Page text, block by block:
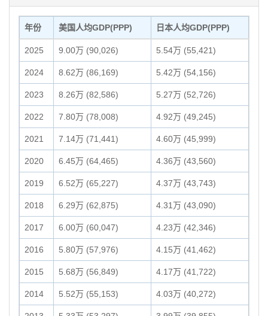
年份 美国人均GDP(PPP) 日本人均GDP(PPP)
2025 9.00万 (90,026) 5.54万 (55,421)
2024 8.62万 (86,169) 5.42万 (54,156)
2023 8.26万 (82,586) 5.27万 (52,726)
2022 7.80万 (78,008) 4.92万 (49,245)
2021 7.14万 (71,441) 4.60万 (45,999)
2020 6.45万 (64,465) 4.36万 (43,560)
2019 6.52万 (65,227) 4.37万 (43,743)
2018 6.29万 (62,875) 4.31万 (43,090)
2017 6.00万 (60,047) 4.23万 (42,346)
2016 5.80万 (57,976) 4.15万 (41,462)
2015 5.68万 (56,849) 4.17万 (41,722)
2014 5.52万 (55,153) 4.03万 (40,272)